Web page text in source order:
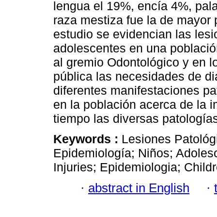
lengua el 19%, encía 4%,
raza mestiza fue la de
estudio se evidencian las
adolescentes en una
al gremio Odontológico y en
pública las necesidades de
diferentes manifestaciones
en la población acerca de la
tiempo las diversas
Keywords : Lesiones
Epidemiología; Niños;
Injuries; Epidemiologia;
· abstract in English ·